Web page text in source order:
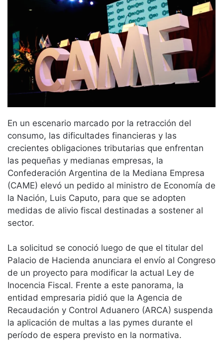
En un escenario marcado por la retracción del
consumo, las dificultades financieras y las
crecientes obligaciones tributarias que enfrentan
las pequeñas y medianas empresas, la
Confederación Argentina de la Mediana Empresa
(CAME) elevó un pedido al ministro de Economía de
la Nación, Luis Caputo, para que se adopten
medidas de alivio fiscal destinadas a sostener al
sector.
La solicitud se conoció luego de que el titular del
Palacio de Hacienda anunciara el envío al Congreso
de un proyecto para modificar la actual Ley de
Inocencia Fiscal. Frente a este panorama, la
entidad empresaria pidió que la Agencia de
Recaudación y Control Aduanero (ARCA) suspenda
la aplicación de multas a las pymes durante el
período de espera previsto en la normativa.